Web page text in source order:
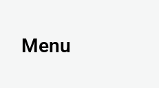
Menu